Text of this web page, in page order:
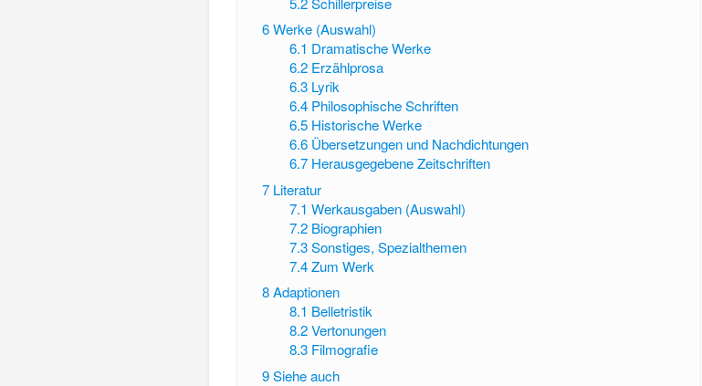
6Werke (Auswahl)
6.1 Dramatische Werke
6.2 Erzählprosa
6.3 Lyrik
6.4 Philosophische Schriften
6.5 Historische Werke
6.6 Übersetzungen und Nachdichtungen
6.7 Herausgegebene Zeitschriften
7 Literatur
7.1 Werkausgaben (Auswahl)
7.2 Biographien
7.3 Sonstiges, Spezialthemen
7.4 Zum Werk
8Adaptionen
8.1 Belletristik
8.2 Vertonungen
8.3 Filmografie
9Siehe auch